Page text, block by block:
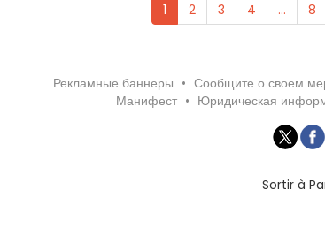
1 2 3 4 ... 8
Рекламные баннеры • Сообщите о своем
Манифест • Юридическая
Sortir à